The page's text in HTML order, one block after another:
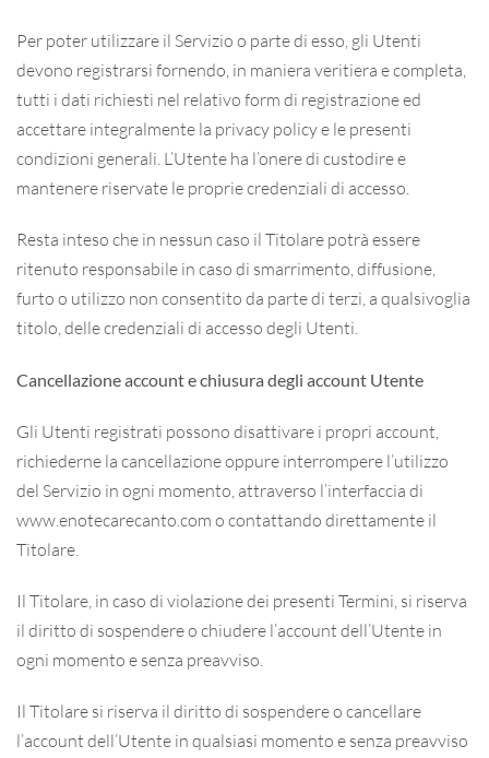
Per poter utilizzare il Servizio o parte di esso, gli Utenti
devono registrarsi fornendo, in maniera veritiera e completa,
tutti i dati richiesti nel relativo form di registrazione ed
accettare integralmente la privacy policy e le presenti
condizioni generali. L’Utente ha l’onere di custodire e
mantenere riservate le proprie credenziali di accesso.
Resta inteso che in nessun caso il Titolare potrà essere
ritenuto responsabile in caso di smarrimento, diffusione,
furto o utilizzo non consentito da parte di terzi, a qualsivoglia
titolo, delle credenziali di accesso degli Utenti.
Cancellazione account e chiusura degli account Utente
Gli Utenti registrati possono disattivare i propri account,
richiederne la cancellazione oppure interrompere l’utilizzo
del Servizio in ogni momento, attraverso l’interfaccia di
www.enotecarecanto.com o contattando direttamente il
Titolare.
Il Titolare, in caso di violazione dei presenti Termini, si riserva
il diritto di sospendere o chiudere l’account dell’Utente in
ogni momento e senza preavviso.
Il Titolare si riserva il diritto di sospendere o cancellare
l’account dell’Utente in qualsiasi momento e senza preavviso